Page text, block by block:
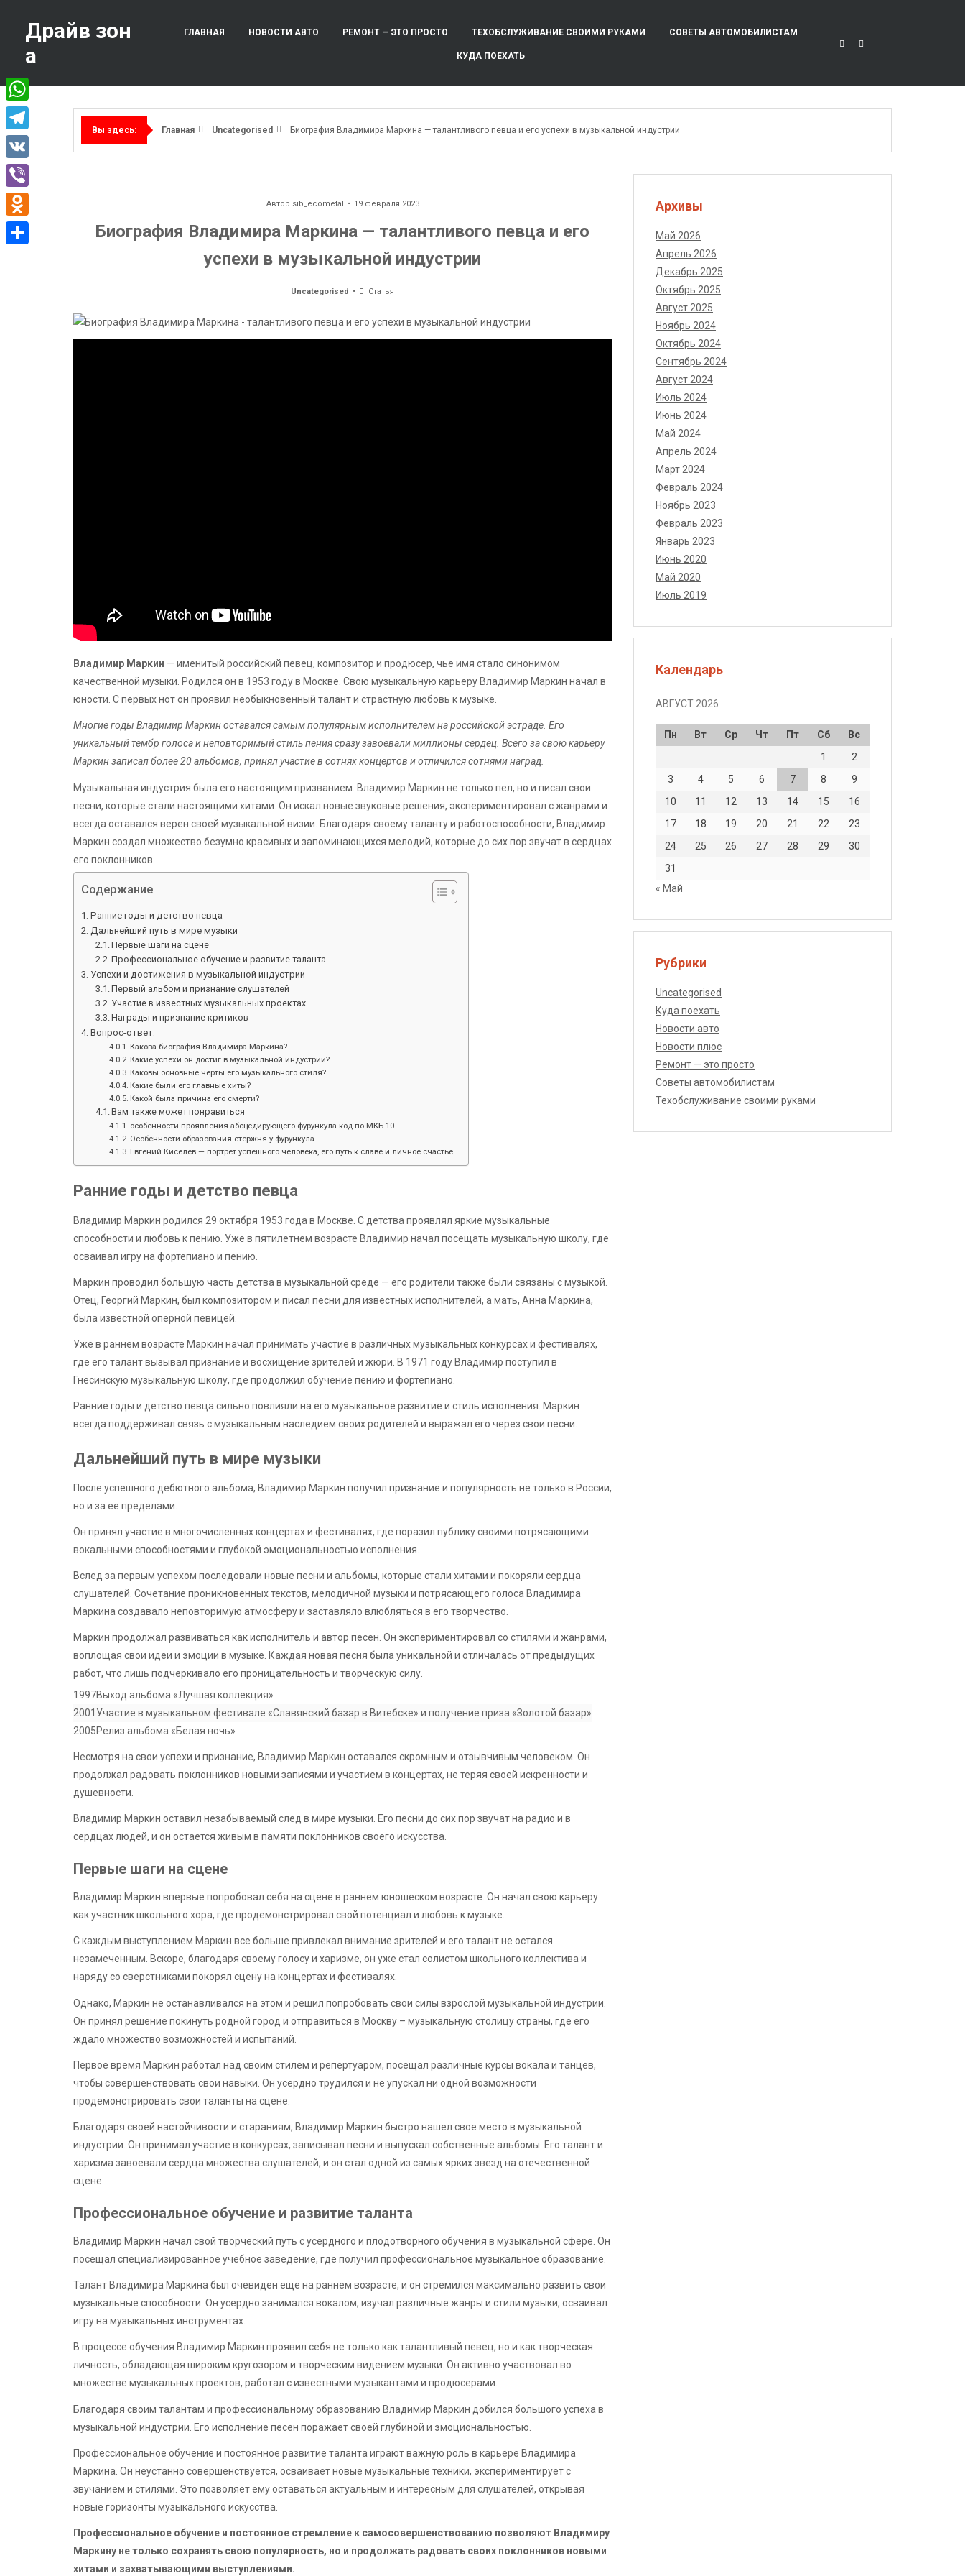
содержимому
Драйв зон
а
ГЛАВНАЯ НОВОСТИ АВТО РЕМОНТ — ЭТО ПРОСТО ТЕХОБСЛУЖИВАНИЕ СВОИМИ РУКАМИ СОВЕТЫ АВТОМОБИЛИСТАМ
КУДА ПОЕХАТЬ
Вы здесь: Главная Uncategorised Биография Владимира Маркина — талантливого певца и его успехи в музыкальной индустрии
Автор sib_ecometal 19 февраля 2023
Биография Владимира Маркина — талантливого певца и его
успехи в музыкальной индустрии
Uncategorised Статья
Владимир Маркин — именитый российский певец, композитор и продюсер, чье имя стало синонимом
качественной музыки. Родился он в 1953 году в Москве. Свою музыкальную карьеру Владимир Маркин начал в
юности. С первых нот он проявил необыкновенный талант и страстную любовь к музыке.
Многие годы Владимир Маркин оставался самым популярным исполнителем на российской эстраде. Его
уникальный тембр голоса и неповторимый стиль пения сразу завоевали миллионы сердец. Всего за свою карьеру
Маркин записал более 20 альбомов, принял участие в сотнях концертов и отличился сотнями наград.
Музыкальная индустрия была его настоящим призванием. Владимир Маркин не только пел, но и писал свои
песни, которые стали настоящими хитами. Он искал новые звуковые решения, экспериментировал с жанрами и
всегда оставался верен своей музыкальной визии. Благодаря своему таланту и работоспособности, Владимир
Маркин создал множество безумно красивых и запоминающихся мелодий, которые до сих пор звучат в сердцах
его поклонников.
Содержание
Ранние годы и детство певца
Дальнейший путь в мире музыки
Первые шаги на сцене
Профессиональное обучение и развитие таланта
Успехи и достижения в музыкальной индустрии
Первый альбом и признание слушателей
Участие в известных музыкальных проектах
Награды и признание критиков
Вопрос-ответ:
Какова биография Владимира Маркина?
Какие успехи он достиг в музыкальной индустрии?
Каковы основные черты его музыкального стиля?
Какие были его главные хиты?
Какой была причина его смерти?
Вам также может понравиться
особенности проявления абсцедирующего фурункула код по МКБ-10
Особенности образования стержня у фурункула
Евгений Киселев — портрет успешного человека, его путь к славе и личное счастье
Ранние годы и детство певца
Владимир Маркин родился 29 октября 1953 года в Москве. С детства проявлял яркие музыкальные
способности и любовь к пению. Уже в пятилетнем возрасте Владимир начал посещать музыкальную школу, где
осваивал игру на фортепиано и пению.
Маркин проводил большую часть детства в музыкальной среде — его родители также были связаны с музыкой.
Отец, Георгий Маркин, был композитором и писал песни для известных исполнителей, а мать, Анна Маркина,
была известной оперной певицей.
Уже в раннем возрасте Маркин начал принимать участие в различных музыкальных конкурсах и фестивалях,
где его талант вызывал признание и восхищение зрителей и жюри. В 1971 году Владимир поступил в
Гнесинскую музыкальную школу, где продолжил обучение пению и фортепиано.
Ранние годы и детство певца сильно повлияли на его музыкальное развитие и стиль исполнения. Маркин
всегда поддерживал связь с музыкальным наследием своих родителей и выражал его через свои песни.
Дальнейший путь в мире музыки
После успешного дебютного альбома, Владимир Маркин получил признание и популярность не только в России,
но и за ее пределами.
Он принял участие в многочисленных концертах и фестивалях, где поразил публику своими потрясающими
вокальными способностями и глубокой эмоциональностью исполнения.
Вслед за первым успехом последовали новые песни и альбомы, которые стали хитами и покоряли сердца
слушателей. Сочетание проникновенных текстов, мелодичной музыки и потрясающего голоса Владимира
Маркина создавало неповторимую атмосферу и заставляло влюбляться в его творчество.
Маркин продолжал развиваться как исполнитель и автор песен. Он экспериментировал со стилями и жанрами,
воплощая свои идеи и эмоции в музыке. Каждая новая песня была уникальной и отличалась от предыдущих
работ, что лишь подчеркивало его проницательность и творческую силу.
1997Выход альбома «Лучшая коллекция»
2001 Участие в музыкальном фестивале «Славянский базар в Витебске» и получение приза «Золотой базар»
2005Релиз альбома «Белая ночь»
Несмотря на свои успехи и признание, Владимир Маркин оставался скромным и отзывчивым человеком. Он
продолжал радовать поклонников новыми записями и участием в концертах, не теряя своей искренности и
душевности.
Владимир Маркин оставил незабываемый след в мире музыки. Его песни до сих пор звучат на радио и в
сердцах людей, и он остается живым в памяти поклонников своего искусства.
Первые шаги на сцене
Владимир Маркин впервые попробовал себя на сцене в раннем юношеском возрасте. Он начал свою карьеру
как участник школьного хора, где продемонстрировал свой потенциал и любовь к музыке.
С каждым выступлением Маркин все больше привлекал внимание зрителей и его талант не остался
незамеченным. Вскоре, благодаря своему голосу и харизме, он уже стал солистом школьного коллектива и
наряду со сверстниками покорял сцену на концертах и фестивалях.
Однако, Маркин не останавливался на этом и решил попробовать свои силы взрослой музыкальной индустрии.
Он принял решение покинуть родной город и отправиться в Москву – музыкальную столицу страны, где его
ждало множество возможностей и испытаний.
Первое время Маркин работал над своим стилем и репертуаром, посещал различные курсы вокала и танцев,
чтобы совершенствовать свои навыки. Он усердно трудился и не упускал ни одной возможности
продемонстрировать свои таланты на сцене.
Благодаря своей настойчивости и стараниям, Владимир Маркин быстро нашел свое место в музыкальной
индустрии. Он принимал участие в конкурсах, записывал песни и выпускал собственные альбомы. Его талант и
харизма завоевали сердца множества слушателей, и он стал одной из самых ярких звезд на отечественной
сцене.
Профессиональное обучение и развитие таланта
Владимир Маркин начал свой творческий путь с усердного и плодотворного обучения в музыкальной сфере. Он
посещал специализированное учебное заведение, где получил профессиональное музыкальное образование.
Талант Владимира Маркина был очевиден еще на раннем возрасте, и он стремился максимально развить свои
музыкальные способности. Он усердно занимался вокалом, изучал различные жанры и стили музыки, осваивал
игру на музыкальных инструментах.
В процессе обучения Владимир Маркин проявил себя не только как талантливый певец, но и как творческая
личность, обладающая широким кругозором и творческим видением музыки. Он активно участвовал во
множестве музыкальных проектов, работал с известными музыкантами и продюсерами.
Благодаря своим талантам и профессиональному образованию Владимир Маркин добился большого успеха в
музыкальной индустрии. Его исполнение песен поражает своей глубиной и эмоциональностью.
Профессиональное обучение и постоянное развитие таланта играют важную роль в карьере Владимира
Маркина. Он неустанно совершенствуется, осваивает новые музыкальные техники, экспериментирует с
звучанием и стилями. Это позволяет ему оставаться актуальным и интересным для слушателей, открывая
новые горизонты музыкального искусства.
Профессиональное обучение и постоянное стремление к самосовершенствованию позволяют Владимиру
Маркину не только сохранять свою популярность, но и продолжать радовать своих поклонников новыми
хитами и захватывающими выступлениями.
Архивы
Май 2026
Апрель 2026
Декабрь 2025
Октябрь 2025
Август 2025
Ноябрь 2024
Октябрь 2024
Сентябрь 2024
Август 2024
Июль 2024
Июнь 2024
Май 2024
Апрель 2024
Март 2024
Февраль 2024
Ноябрь 2023
Февраль 2023
Январь 2023
Июнь 2020
Май 2020
Июль 2019
Календарь
АВГУСТ 2026
Пн Вт Ср Чт Пт Сб
Вс
1
2
3
4 5 6 7 8
9
10
11 12 13 14 15
16
17
18 19 20 21 22
23
24
25 26 27 28 29
30
31
« Май
Рубрики
Uncategorised
Куда поехать
Новости авто
Новости плюс
Ремонт — это просто
Советы автомобилистам
Техобслуживание своими руками
WhatsApp
Telegram
VK
Viber
Odnoklassniki